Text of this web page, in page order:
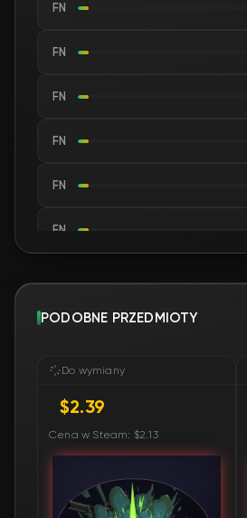
FN
FN
FN
FN
FN
FN
FN
FN
FN
FN
PODOBNE PRZEDMIOTY
Do wymiany
$2.39
Cena w Steam: $2.13